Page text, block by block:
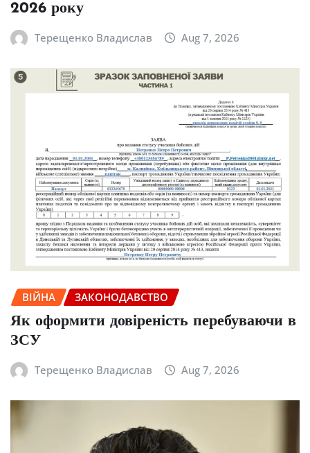
2026 року
Терещенко Владислав Aug 7, 2026
ВІЙНА ЗАКОНОДАВСТВО
Як оформити довіреність перебуваючи в
ЗСУ
Терещенко Владислав Aug 7, 2026